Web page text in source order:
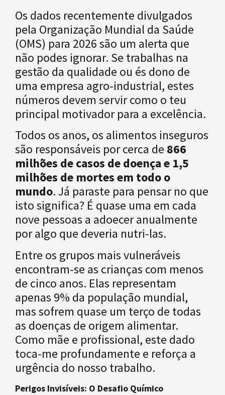
Os dados recentemente divulgados
pela Organização Mundial da Saúde
(OMS) para 2026 são um alerta que
não podes ignorar. Se trabalhas na
gestão da qualidade ou és dono de
uma empresa agro-industrial, estes
números devem servir como o teu
principal motivador para a excelência.
Todos os anos, os alimentos inseguros
são responsáveis por cerca de 866
milhões de casos de doença e 1,5
milhões de mortes em todo o
mundo. Já paraste para pensar no que
isto significa? É quase uma em cada
nove pessoas a adoecer anualmente
por algo que deveria nutri-las.
Entre os grupos mais vulneráveis
encontram-se as crianças com menos
de cinco anos. Elas representam
apenas 9% da população mundial,
mas sofrem quase um terço de todas
as doenças de origem alimentar.
Como mãe e profissional, este dado
toca-me profundamente e reforça a
urgência do nosso trabalho.
Perigos Invisíveis: O Desafio Químico